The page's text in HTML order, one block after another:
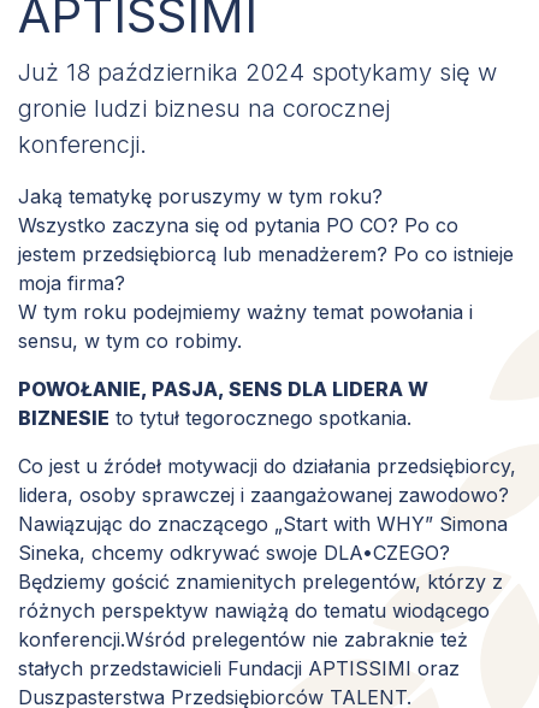
APTISSIMI
Już 18 października 2024 spotykamy się w
gronie ludzi biznesu na corocznej
konferencji.
Jaką tematykę poruszymy w tym roku?
Wszystko zaczyna się od pytania PO CO? Po co
jestem przedsiębiorcą lub menadżerem? Po co istnieje
moja firma?
W tym roku podejmiemy ważny temat powołania i
sensu, w tym co robimy.
POWOŁANIE, PASJA, SENS DLA LIDERA W
BIZNESIE to tytuł tegorocznego spotkania.
Co jest u źródeł motywacji do działania przedsiębiorcy,
lidera, osoby sprawczej i zaangażowanej zawodowo?
Nawiązując do znaczącego „Start with WHY” Simona
Sineka, chcemy odkrywać swoje DLA•CZEGO?
Będziemy gościć znamienitych prelegentów, którzy z
różnych perspektyw nawiążą do tematu wiodącego
konferencji.Wśród prelegentów nie zabraknie też
stałych przedstawicieli Fundacji APTISSIMI oraz
Duszpasterstwa Przedsiębiorców TALENT.